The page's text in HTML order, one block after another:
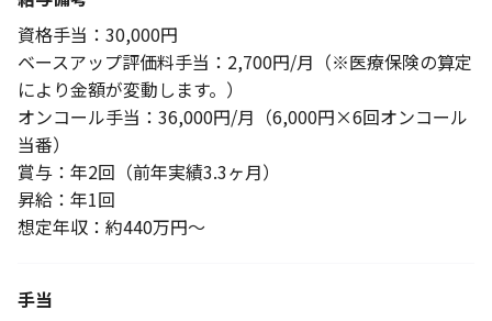
資格手当：30,000円
ベースアップ評価料手当：2,700円/月（※医療保険の算定
により金額が変動します。）
オンコール手当：36,000円/月（6,000円×6回オンコール
当番）
賞与：年2回（前年実績3.3ヶ月）
昇給：年1回
想定年収：約440万円～
手当